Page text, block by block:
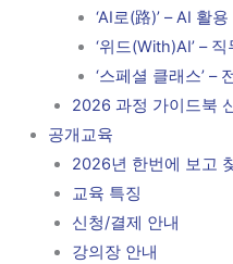
‘AI로(路)’ – AI 활
‘위드(With)AI’ –
‘스페셜 클래스’ –
2026 과정 가이드북
공개교육
2026년 한번에 보고
교육 특징
신청/결제 안내
강의장 안내